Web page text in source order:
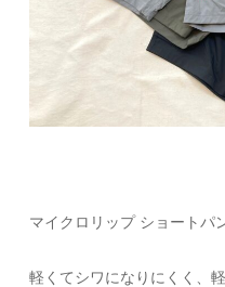
マイクロリップ ショートパ
軽くてシワになりにくく、